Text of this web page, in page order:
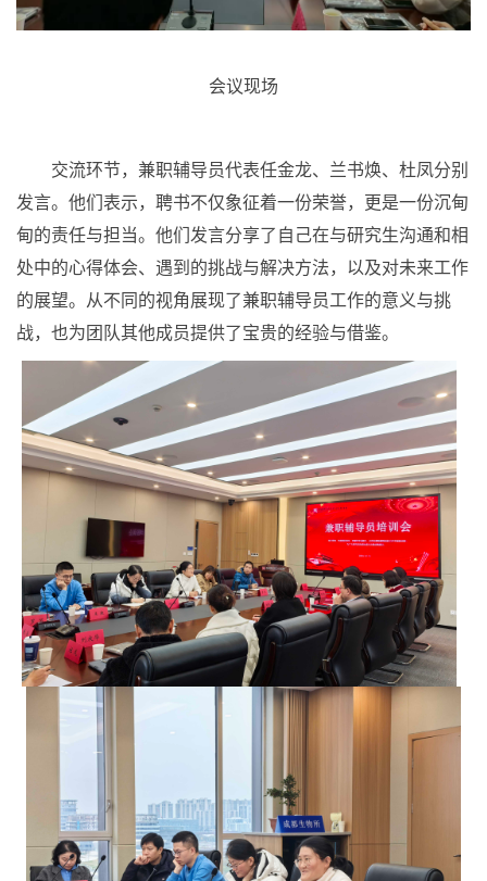
会议现场
交流环节，兼职辅导员代表任金龙、兰书焕、杜凤分别
发言。他们表示，聘书不仅象征着一份荣誉，更是一份沉甸
甸的责任与担当。他们发言分享了自己在与研究生沟通和相
处中的心得体会、遇到的挑战与解决方法，以及对未来工作
的展望。从不同的视角展现了兼职辅导员工作的意义与挑
战，也为团队其他成员提供了宝贵的经验与借鉴。